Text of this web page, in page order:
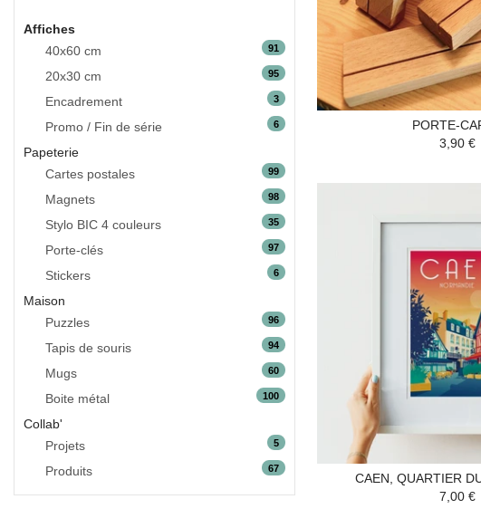
Affiches
40x60 cm
91
20x30 cm 95
Encadrement 3
Promo / Fin de série 6
Papeterie
Cartes postales
99
Magnets 98
Stylo BIC 4 couleurs 35
Porte-clés 97
Stickers 6
Maison
Puzzles
96
Tapis de souris 94
Mugs 60
Boite métal 100
Collab'
Projets
5
Produits 67
PORTE-
3,90 €
CAEN, QUARTIER
7,00 €